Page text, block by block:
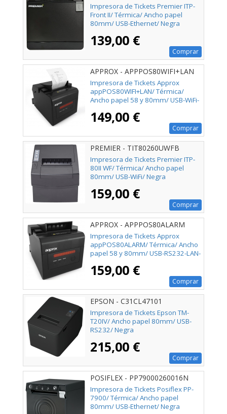
Impresora de Tickets Premier ITP-
Front II/ Térmica/ Ancho papel
80mm/ USB-Ethernet/ Negra
139,00 €
Comprar
APPROX - APPPOS80WIFI+LAN
Impresora de Tickets Approx
appPOS80WIFI+LAN/ Térmica/
Ancho papel 58 y 80mm/ USB-WiFi-
149,00 €
Comprar
PREMIER - TIT80260UWFB
Impresora de Tickets Premier ITP-
80II WF/ Térmica/ Ancho papel
80mm/ USB-WiFi/ Negra
159,00 €
Comprar
APPROX - APPPOS80ALARM
Impresora de Tickets Approx
appPOS80ALARM/ Térmica/ Ancho
papel 58 y 80mm/ USB-RS232-LAN-
159,00 €
Comprar
EPSON - C31CL47101
Impresora de Tickets Epson TM-
T20IV/ Ancho papel 80mm/ USB-
RS232/ Negra
215,00 €
Comprar
POSIFLEX - PP79000260016N
Impresora de Tickets Posiflex PP-
7900/ Térmica/ Ancho papel
80mm/ USB-Ethernet/ Negra